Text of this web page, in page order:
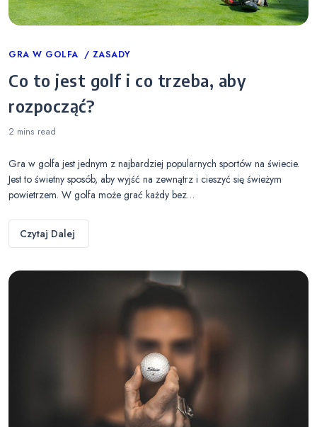
Categories
GRA W GOLFA ZASADY
Co to jest golf i co trzeba, aby
rozpocząć?
2 mins read
Gra w golfa jest jednym z najbardziej popularnych sportów na świecie.
Jest to świetny sposób, aby wyjść na zewnątrz i cieszyć się świeżym
powietrzem. W golfa może grać każdy bez…
Czytaj Dalej